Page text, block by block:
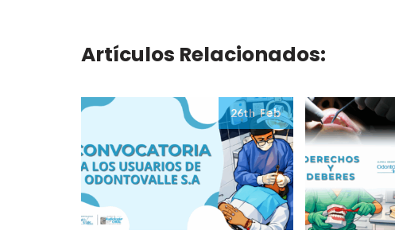
entradas
Artículos Relacionados:
26th Feb